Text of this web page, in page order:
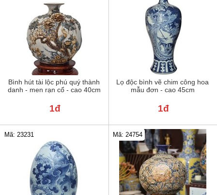
Bình hút tài lộc phú quý thành
danh - men rạn cổ - cao 40cm
1đ
Lọ độc bình vẽ chim công hoa
mẫu đơn - cao 45cm
1đ
Mã: 23231 Mã: 24754